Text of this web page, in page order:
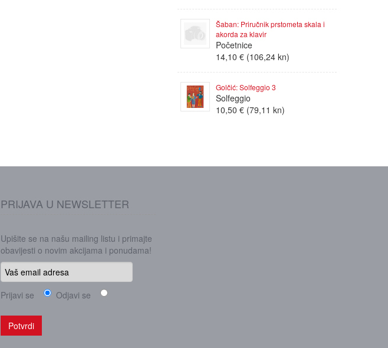
Šaban: Priručnik prstometa skala i
akorda za klavir
Početnice
14,10 € (106,24 kn)
Golčić: Solfeggio 3
Solfeggio
10,50 € (79,11 kn)
PRIJAVA U NEWSLETTER
Upišite se na našu mailing listu i primajte
obavijesti o novim akcijama i ponudama!
Prijavi se Odjavi se